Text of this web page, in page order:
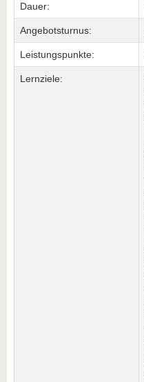
Dauer:
Angebotsturnus:
Leistungspunkte:
Lernziele: